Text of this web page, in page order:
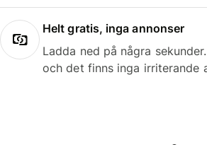
Helt gratis, inga annonser
Ladda ned på några
och det finns inga irriterande